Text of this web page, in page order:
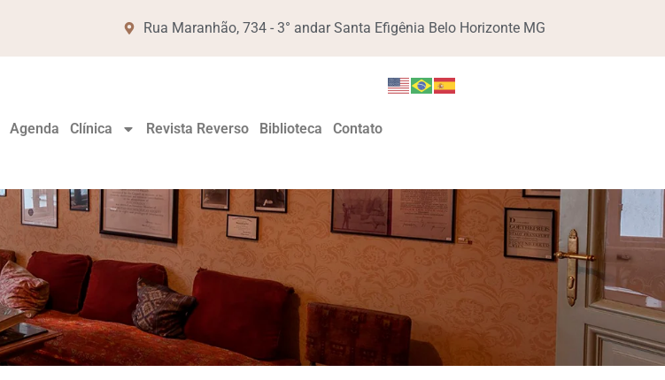
Rua Maranhão, 734 - 3° andar Santa Efigênia Belo Horizonte MG
Agenda Clínica Revista Reverso Biblioteca Contato